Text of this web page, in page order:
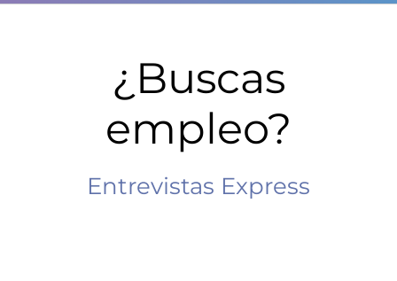
¿Buscas
empleo?
Entrevistas Express